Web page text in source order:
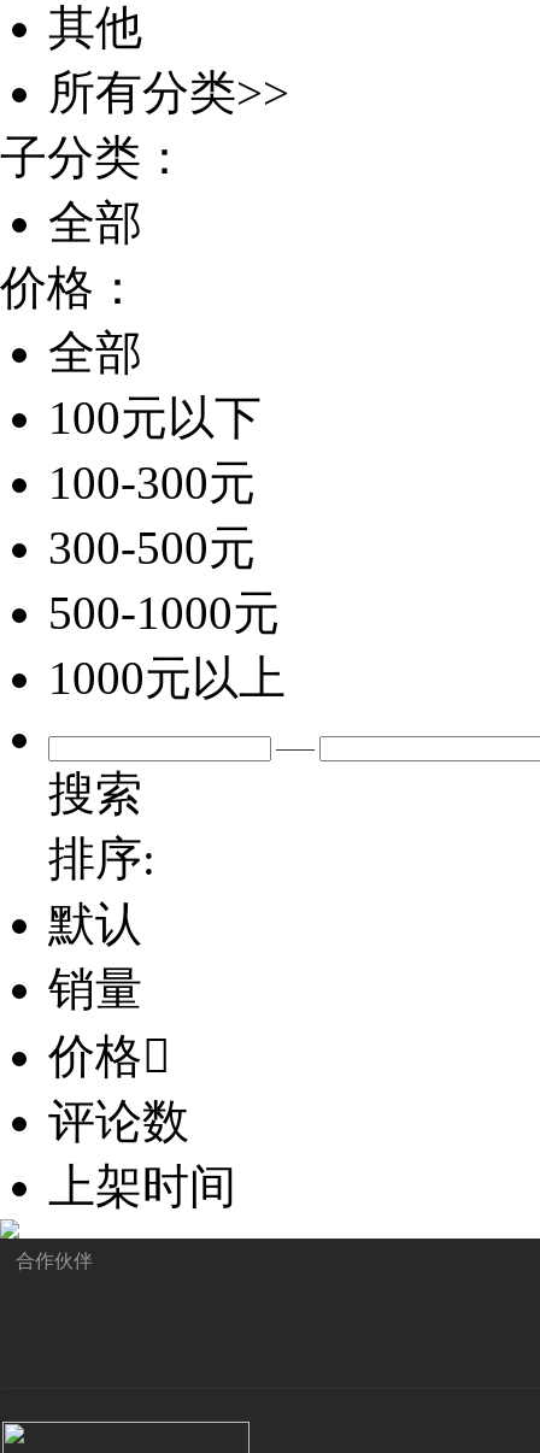
其他
所有分类>>
子分类：
全部
价格：
全部
100元以下
100-300元
300-500元
500-1000元
1000元以上
——
搜索
排序:
默认
销量
价格
评论数
上架时间
合作伙伴